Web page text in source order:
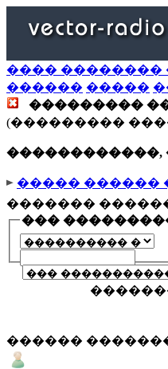
���� ��������
������ �����
���������
(���������
������������,
����� ������
�������
���
������